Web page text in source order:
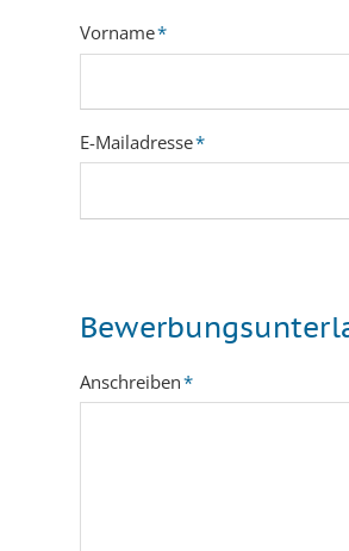
Pflichtfeld
Vorname*
Pflichtfeld
E-Mailadresse*
Pflichtfeld
Anschreiben*